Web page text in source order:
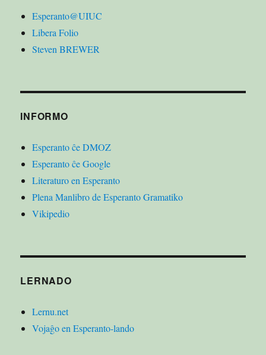
Esperanto@UIUC
Libera Folio
Steven BREWER
INFORMO
Esperanto ĉe DMOZ
Esperanto ĉe Google
Literaturo en Esperanto
Plena Manlibro de Esperanto Gramatiko
Vikipedio
LERNADO
Lernu.net
Vojaĝo en Esperanto-lando